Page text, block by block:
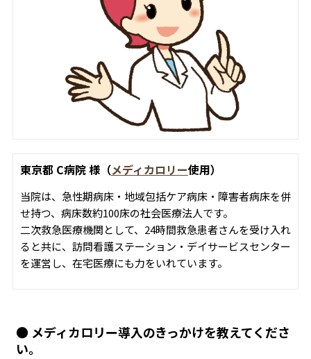
東京都 C病院 様（メディカロリー使用）
当院は、急性期病床・地域包括ケア病床・障害者病床を併
せ持つ、病床数約100床の社会医療法人です。
二次救急医療機関として、24時間救急患者さんを受け入れ
ると共に、訪問看護ステーション・デイサービスセンター
を運営し、在宅医療にも力をいれています。
● メディカロリー導入のきっかけを教えてくださ
い。